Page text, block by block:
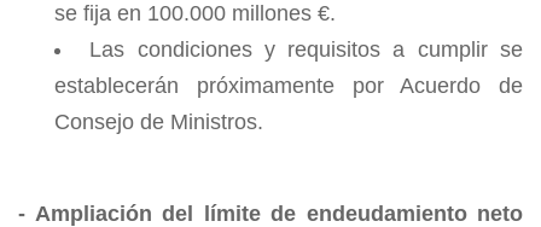
se fija en 100.000 millones €.
Las condiciones y requisitos a cumplir se
establecerán próximamente por Acuerdo de
Consejo de Ministros.
- Ampliación del límite de endeudamiento neto